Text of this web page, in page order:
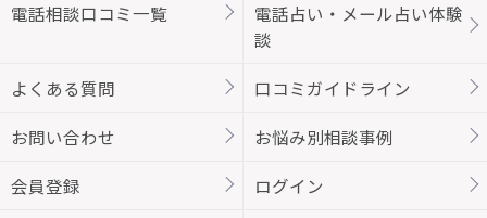
電話相談口コミ一覧
電話占い・メール占い体験
談
よくある質問 口コミガイドライン
お問い合わせ お悩み別相談事例
会員登録 ログイン